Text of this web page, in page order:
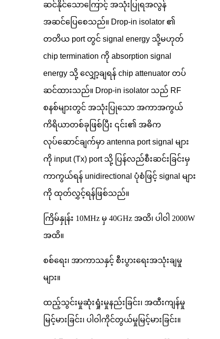
ဆင်နိုင်သောကြောင့် အသုံးပြုရအလွန်
အဆင်ပြေစေသည်။ Drop-in isolator ၏
တတိယ port တွင် signal energy သို့မဟုတ်
chip termination ကို absorption signal
energy သို့ လျှော့ချရန် chip attenuator တပ်
ဆင်ထားသည်။ Drop-in isolator သည် RF
စနစ်များတွင် အသုံးပြုသော အကာအကွယ်
ကိရိယာတစ်ခုဖြစ်ပြီး ၎င်း၏ အဓိက
လုပ်ဆောင်ချက်မှာ antenna port signal များ
ကို input (Tx) port သို့ ပြန်လည်စီးဆင်းခြင်းမှ
ကာကွယ်ရန် unidirectional ပုံစံဖြင့် signal များ
ကို ထုတ်လွှင့်ရန်ဖြစ်သည်။
ကြိမ်နှုန်း 10MHz မှ 40GHz အထိ၊ ပါဝါ 2000W
အထိ။
စစ်ရေး၊ အာကာသနှင့် စီးပွားရေးအသုံးချမှု
များ။
ထည့်သွင်းမှုဆုံးရှုံးမှုနည်းခြင်း၊ အထီးကျန်မှု
မြင့်မားခြင်း၊ ပါဝါကိုင်တွယ်မှုမြင့်မားခြင်း။